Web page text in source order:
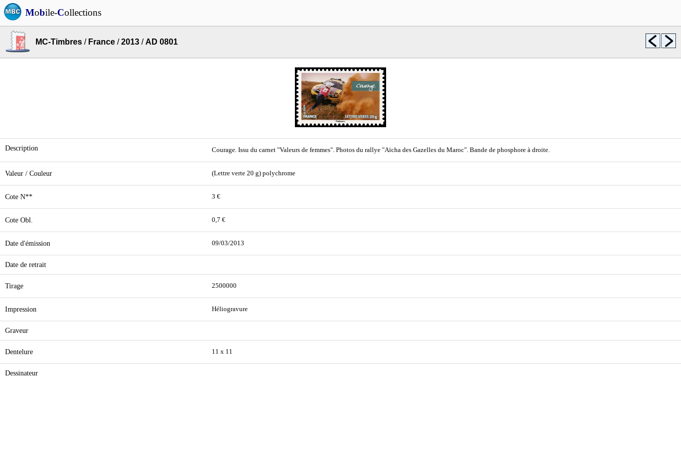
Mobile-Collections
MC-Timbres / France /2013 /AD 0801
Description Courage. Issu du carnet "Valeurs de femmes". Photos du rallye "Aïcha des Gazelles du Maroc". Bande de phosphore à droite.
Valeur / Couleur (Lettre verte 20 g) polychrome
Cote N** 3 €
Cote Obl. 0,7 €
Date d'émission 09/03/2013
Date de retrait
Tirage 2500000
Impression Héliogravure
Graveur
Dentelure 11 x 11
Dessinateur